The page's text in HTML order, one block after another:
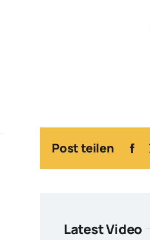
Post teilen
Latest Video